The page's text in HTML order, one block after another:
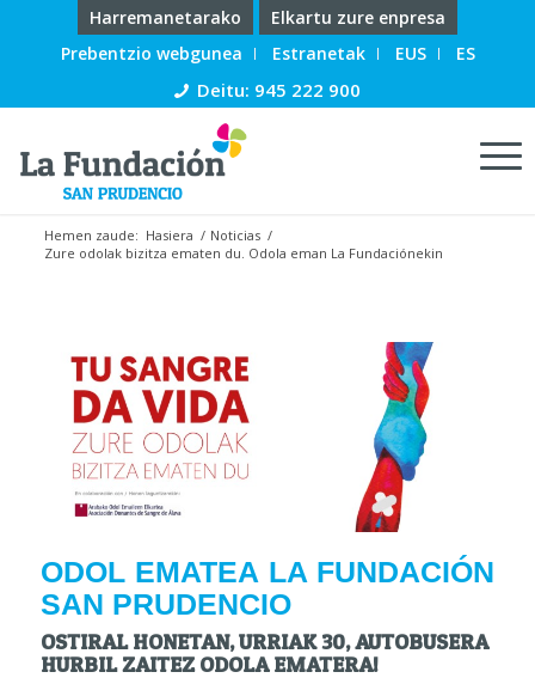
Harremanetarako
Elkartu zure enpresa
Prebentzio webgunea
Estranetak EUS ES
Deitu: 945 222 900
Hemen zaude: Hasiera / Noticias /
Zure odolak bizitza ematen du. Odola eman La Fundaciónekin
ODOL EMATEA LA FUNDACIÓN
SAN PRUDENCIO
OSTIRAL HONETAN, URRIAK 30, AUTOBUSERA
HURBIL ZAITEZ ODOLA EMATERA!